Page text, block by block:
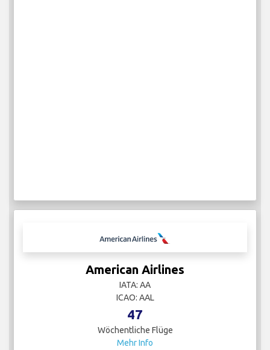
American Airlines
IATA: AA
ICAO: AAL
47
Wöchentliche Flüge
Mehr Info